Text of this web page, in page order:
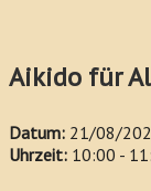
Aikido für
Datum: 21/08/
Uhrzeit: 10:00 -